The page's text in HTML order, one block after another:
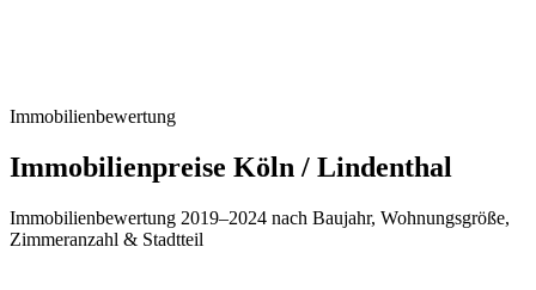
Immobilienbewertung
Immobilienpreise Köln / Lindenthal
Immobilienbewertung 2019–2024 nach Baujahr, Wohnungsgröße,
Zimmeranzahl & Stadtteil